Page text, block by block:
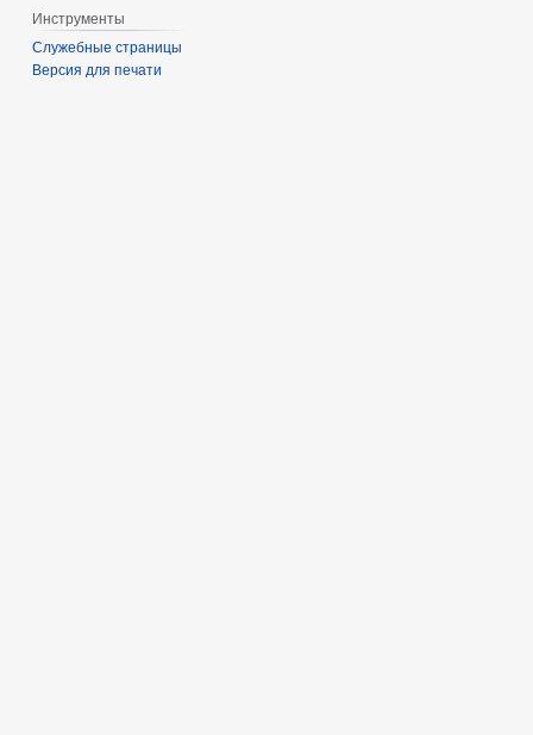
Инструменты
Служебные страницы
Версия для печати